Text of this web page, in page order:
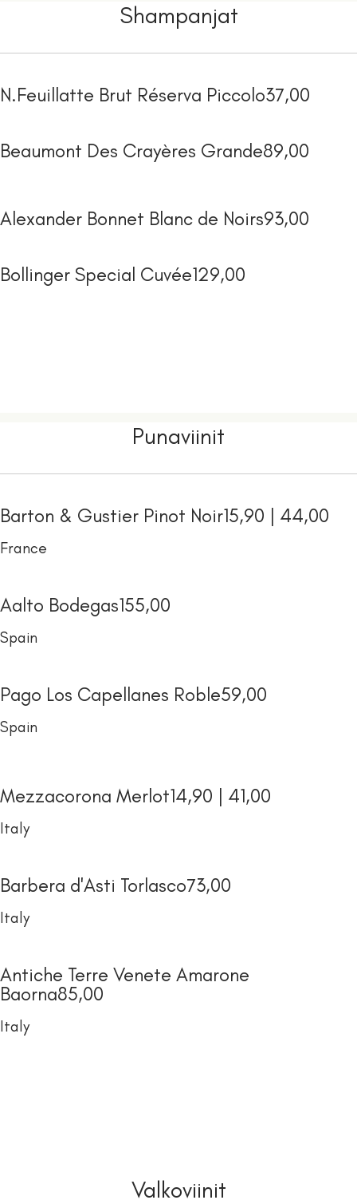
Shampanjat
N.Feuillatte Brut Réserva Piccolo37,00
Beaumont Des Crayères Grande89,00
Alexander Bonnet Blanc de Noirs93,00
Bollinger Special Cuvée129,00
Punaviinit
Barton & Gustier Pinot Noir15,90 | 44,00
France
Aalto Bodegas155,00
Spain
Pago Los Capellanes Roble59,00
Spain
Mezzacorona Merlot14,90 | 41,00
Italy
Barbera d'Asti Torlasco73,00
Italy
Antiche Terre Venete Amarone
Baorna85,00
Italy
Valkoviinit